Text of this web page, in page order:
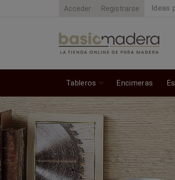
Acceder Registrarse Ideas
Tableros Encimeras